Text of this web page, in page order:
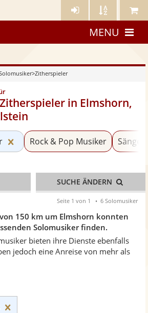
Künstler- Künstler Meine
MENU
>Zitherspieler
in Elmshorn,
150 km um Elmshorn konnten
Solomusiker finden.
bieten ihre Dienste ebenfalls
jedoch eine Anreise von mehr als
Kategorie «Zitherspieler»
Rock & Pop Musiker
SUCHE ÄNDERN
Seite 1 von 1 6 Solomusiker